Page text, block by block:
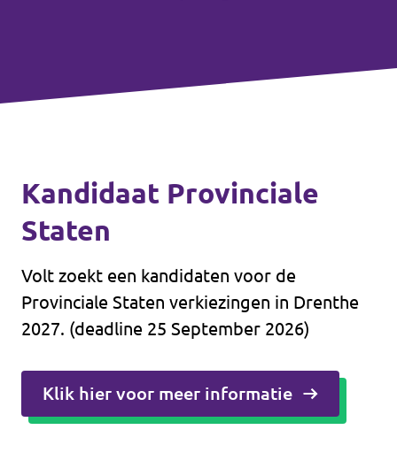
Doneer aan Volt Drenthe!
Documenten
Kandidaat Provinciale
Staten
Volt zoekt een kandidaten voor de
Provinciale Staten verkiezingen in Drenthe
2027. (deadline 25 September 2026)
Klik hier voor meer informatie